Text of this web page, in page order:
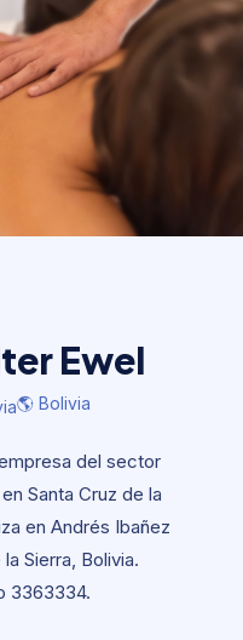
🌎 Bolivia Ewel
🌎 Bolivia
del sector
Santa Cruz de la
en Andrés Ibañez
Sierra, Bolivia.
3363334.